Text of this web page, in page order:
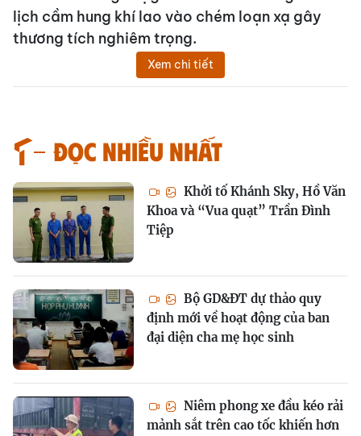
lịch cầm hung khí lao vào chém loạn xạ gây
thương tích nghiêm trọng.
Xem chi tiết
Đọc nhiều nhất
Khởi tố Khánh Sky, Hồ Văn
Khoa và “Vua quạt” Trần Đình
Tiệp
Bộ GD&ĐT dự thảo quy
định mới về hoạt động của ban
đại diện cha mẹ học sinh
Niêm phong xe đầu kéo rải
mảnh sắt trên cao tốc khiến hơn